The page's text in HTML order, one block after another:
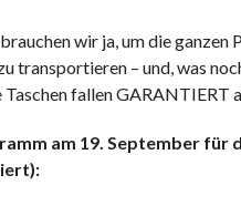
wir ja, um die ganzen
transportieren – und, was
fallen GARANTIERT
am 19. September für